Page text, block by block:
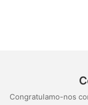
Congratulamo-nos